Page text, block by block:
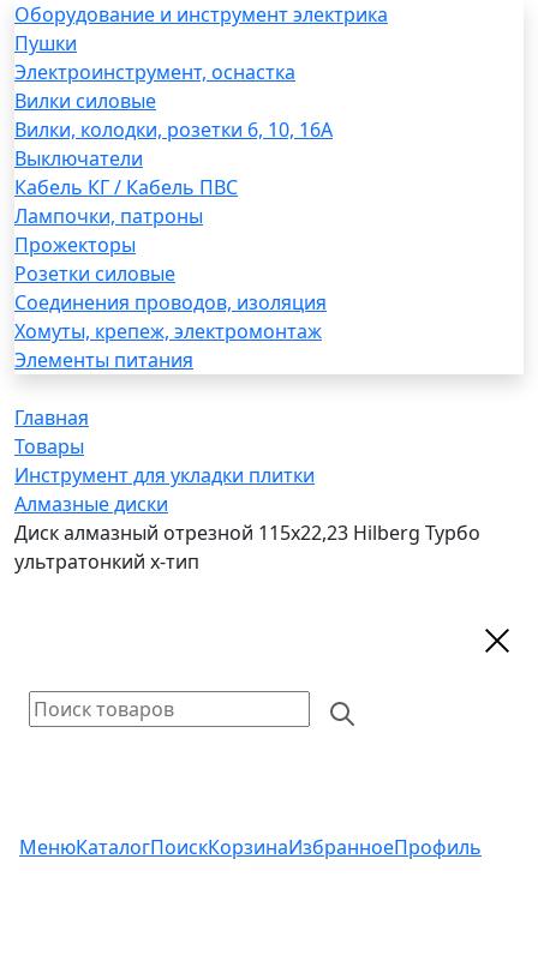
Оборудование и инструмент электрика
Пушки
Электроинструмент, оснастка
Вилки силовые
Вилки, колодки, розетки 6, 10, 16А
Выключатели
Кабель КГ / Кабель ПВС
Лампочки, патроны
Прожекторы
Розетки силовые
Соединения проводов, изоляция
Хомуты, крепеж, электромонтаж
Элементы питания
Главная
Товары
Инструмент для укладки плитки
Алмазные диски
Диск алмазный отрезной 115х22,23 Hilberg Турбо
ультратонкий х-тип
МенюКаталогПоискКорзинаИзбранноеПрофиль